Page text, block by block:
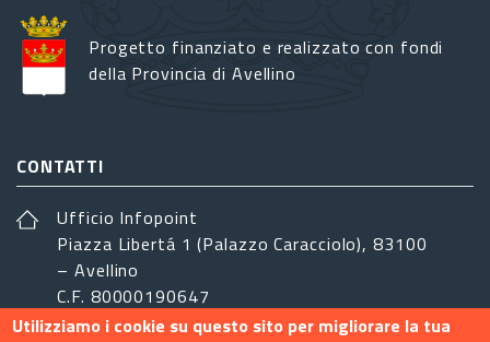
Progetto finanziato e realizzato con fondi
della Provincia di Avellino
CONTATTI
Ufficio Infopoint
Piazza Libertá 1 (Palazzo Caracciolo), 83100
– Avellino
C.F. 80000190647
Utilizziamo i cookie su questo sito per migliorare la tua